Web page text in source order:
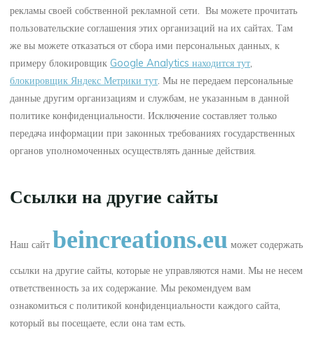
рекламы своей собственной рекламной сети. Вы можете прочитать
пользовательские соглашения этих организаций на их сайтах. Там
же вы можете отказаться от сбора ими персональных данных, к
примеру блокировщикGoogle Analytics находится тут,
блокировщик Яндекс Метрики тут. Мы не передаем персональные
данные другим организациям и службам, не указанным в данной
политике конфиденциальности. Исключение составляет только
передача информации при законных требованиях государственных
органов уполномоченных осуществлять данные действия.
Ссылки на другие сайты
Наш сайт beincreations.eu может содержать
ссылки на другие сайты, которые не управляются нами. Мы не несем
ответственность за их содержание. Мы рекомендуем вам
ознакомиться с политикой конфиденциальности каждого сайта,
который вы посещаете, если она там есть.